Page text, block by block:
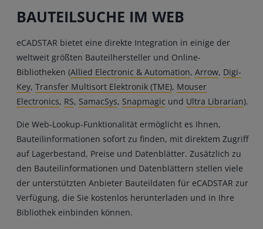
BAUTEILSUCHE IM WEB
eCADSTAR bietet eine direkte Integration in einige der
weltweit größten Bauteilhersteller und Online-
Bibliotheken (Allied Electronic & Automation, Arrow, Digi-
Key, Transfer Multisort Elektronik (TME), Mouser
Electronics, RS, SamacSys, Snapmagic und Ultra Librarian).
Die Web-Lookup-Funktionalität ermöglicht es Ihnen,
Bauteilinformationen sofort zu finden, mit direktem Zugriff
auf Lagerbestand, Preise und Datenblätter. Zusätzlich zu
den Bauteilinformationen und Datenblättern stellen viele
der unterstützten Anbieter Bauteildaten für eCADSTAR zur
Verfügung, die Sie kostenlos herunterladen und in Ihre
Bibliothek einbinden können.